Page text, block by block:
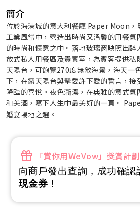
簡介
位於海港城的意大利餐廳 Paper Moon，
工業風當中，營造出時尚又溫馨的用餐
的時尚和愜意之中。落地玻璃窗映照出
放式私人用餐區及貴賓室，為賓客提供私
天陽台，可飽覽270度無敵海景，海天一
下，在露天陽台與摯愛許下愛的誓言，
降臨的喜悅。夜色漸濃，在典雅的意式
和美酒，寫下人生中最美好的一頁。
婚宴場地之選。
「賞你用WeVow」獎賞計劃
向商戶發出查詢，成功確認
現金券 ！